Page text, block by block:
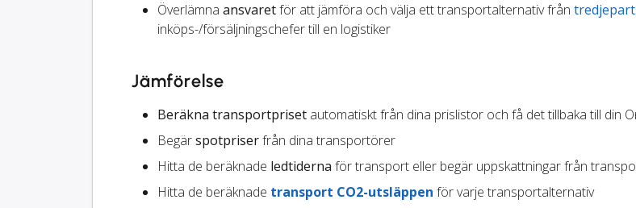
Överlämna ansvaretför att jämföra och välja ett transportalternativ från
inköps-/försäljningschefer till en logistiker
Jämförelse
Beräkna transportpriset automatiskt från dina prislistor och få det tillbaka till din
Begärspotpriserfrån dina transportörer
Hitta de beräknade ledtiderna för transport eller begär uppskattningar från
Hitta de beräknade transport CO2-utsläppen för varje transportalternativ